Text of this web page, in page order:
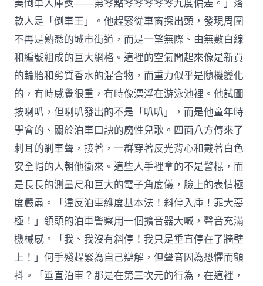
美倒車入庫獎——第零點零零零零零九度偏差。」落
款人是「倒車王」。他趕緊從車窗探出頭，發現周圍
不再是熟悉的城市街道，而是一望無際、由無數白線
和編號組成的巨大網格。這裡的空氣聞起來像是新買
的輪胎和劣質香水的混合物，而重力似乎是隨機變化
的，有時感覺很重，有時像漂浮在游泳池裡。他試圖
按喇叭，但喇叭發出的不是「叭叭」，而是他童年時
學會的、關於泊車口訣的魔性兒歌。四面八方傳來了
刺耳的剎車聲，接著，一群穿著反光背心和戴著白色
安全帽的人朝他衝來。這些人手裡拿的不是警棍，而
是長長的測量尺和巨大的電子角度儀，臉上的表情極
度嚴肅。「違反泊車維度基本法！斜停入庫！罪大惡
極！」領頭的泊車警察用一個擴音器大喊，聲音充滿
機械感。「我、我沒有斜停！我只是垂直停在了牆壁
上！」何手殘趕緊為自己辯解，但聲音因為恐懼而顫
抖。「垂直泊車？那是在第三次元的行為，在這裡，